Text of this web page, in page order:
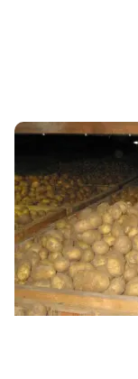
Antigerminatif
CIPC : points
L’utilisation du
germination des
13 MARS 2026